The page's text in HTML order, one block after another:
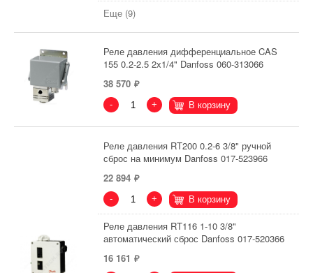
Еще (9)
Реле давления дифференциальное CAS
155 0.2-2.5 2х1/4" Danfoss 060-313066
38 570
- + В корзину
Реле давления RT200 0.2-6 3/8" ручной
сброс на минимум Danfoss 017-523966
22 894
- + В корзину
Реле давления RT116 1-10 3/8"
автоматический сброс Danfoss 017-520366
16 161